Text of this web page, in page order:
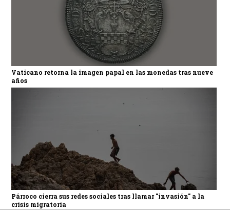
Vaticano retorna la imagen papal en las monedas tras nueve
años
Párroco cierra sus redes sociales tras llamar "invasión" a la
crisis migratoria